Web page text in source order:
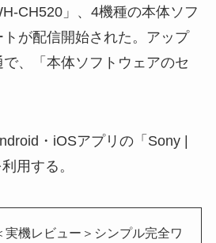
CH520」、4機種の本体ソフ
トが配信開始された。アップ
、「本体ソフトウェアのセ
・iOSアプリの「Sony |
用する。
実機レビュー＞シンプル完全ワ